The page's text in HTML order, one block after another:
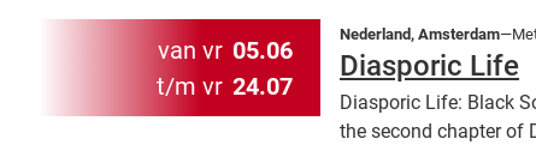
van vr 05.06
t/m vr 24.07
Nederland, Amsterdam
Diasporic Life
Diasporic Life: Black
the second chapter of